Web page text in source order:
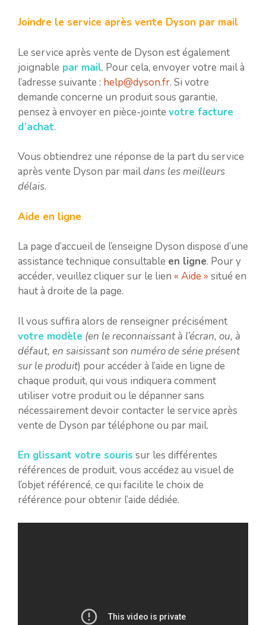
Joindre le service après vente Dyson par mail
Le service après vente de Dyson est également
joignable par mail. Pour cela, envoyer votre mail à
l’adresse suivante : help@dyson.fr. Si votre
demande concerne un produit sous garantie,
pensez à envoyer en pièce-jointe votre facture
d’achat.
Vous obtiendrez une réponse de la part du service
après vente Dyson par maildans les meilleurs
délais.
Aide en ligne
La page d’accueil de l’enseigne Dyson dispose d’une
assistance technique consultable en ligne. Pour y
accéder, veuillez cliquer sur le lien « Aide » situé en
haut à droite de la page.
Il vous suffira alors de renseigner précisément
votre modèle (en le reconnaissant à l’écran, ou, à
défaut, en saisissant son numéro de série présent
sur le produit) pour accéder à l’aide en ligne de
chaque produit, qui vous indiquera comment
utiliser votre produit ou le dépanner sans
nécessairement devoir contacter le service après
vente de Dyson par téléphone ou par mail.
En glissant votre souris sur les différentes
références de produit, vous accédez au visuel de
l’objet référencé, ce qui facilite le choix de
référence pour obtenir l’aide dédiée.